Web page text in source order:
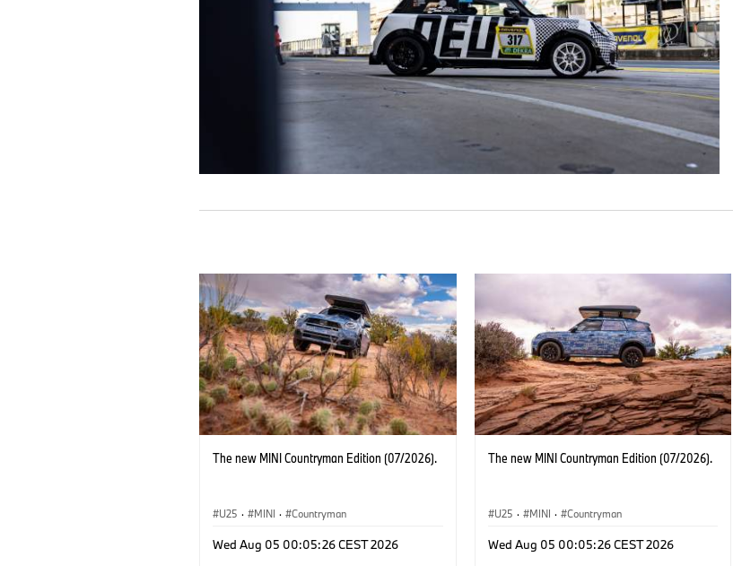
The new MINI Countryman Edition (07/2026).
U25 · MINI · Countryman
Wed Aug 05 00:05:26 CEST 2026
The new MINI Countryman Edition (07/2026).
U25 · MINI · Countryman
Wed Aug 05 00:05:26 CEST 2026